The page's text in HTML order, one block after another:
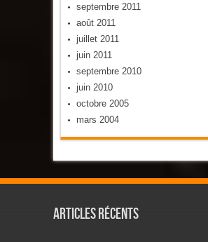
septembre 2011
août 2011
juillet 2011
juin 2011
septembre 2010
juin 2010
octobre 2005
mars 2004
Articles récents